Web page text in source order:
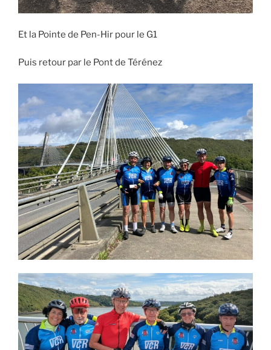
Et la Pointe de Pen-Hir pour le G1
Puis retour par le Pont de Térénez